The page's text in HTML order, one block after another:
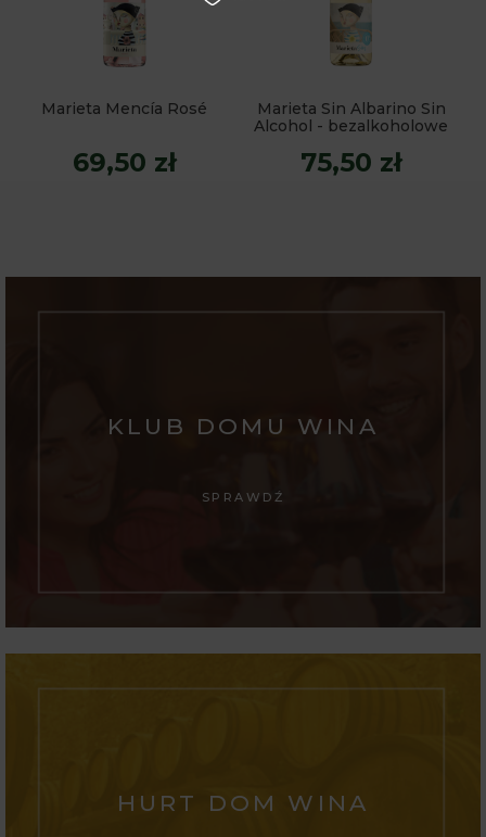
Marieta Mencía Rosé
69,50 zł
Marieta Sin Albarino Sin
Alcohol - bezalkoholowe
75,50 zł
KLUB DOMU WINA
SPRAWDŹ
HURT DOM WINA